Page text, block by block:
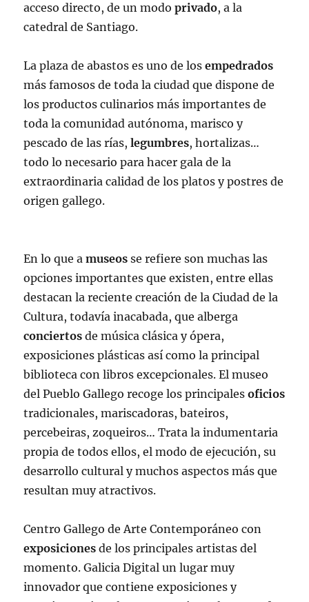
acceso directo, de un modoprivado, a la
catedral de Santiago.
La plaza de abastos es uno de losempedrados
más famosos de toda la ciudad que dispone de
los productos culinarios más importantes de
toda la comunidad autónoma, marisco y
pescado de las rías,legumbres, hortalizas…
todo lo necesario para hacer gala de la
extraordinaria calidad de los platos y postres de
origen gallego.
En lo que amuseos se refiere son muchas las
opciones importantes que existen, entre ellas
destacan la reciente creación de la Ciudad de la
Cultura, todavía inacabada, que alberga
conciertos de música clásica y ópera,
exposiciones plásticas así como la principal
biblioteca con libros excepcionales. El museo
del Pueblo Gallego recoge los principalesoficios
tradicionales, mariscadoras, bateiros,
percebeiras, zoqueiros… Trata la indumentaria
propia de todos ellos, el modo de ejecución, su
desarrollo cultural y muchos aspectos más que
resultan muy atractivos.
Centro Gallego de Arte Contemporáneo con
exposiciones de los principales artistas del
momento. Galicia Digital un lugar muy
innovador que contiene exposiciones y